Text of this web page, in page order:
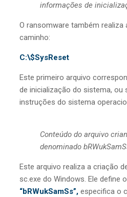
informações de
O ransomware também realiza
caminho:
C:\$SysReset
Este primeiro arquivo
de inicialização do sistema, ou
instruções do sistema
Conteúdo do arquivo
denominado
Este arquivo realiza a criação
sc.exe do Windows. Ele define
“bRWukSamSs”, especifica o